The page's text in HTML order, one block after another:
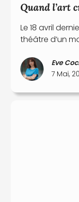
Quand l’art
Le 18 avril
théâtre d’un
Eve
7 Mai,